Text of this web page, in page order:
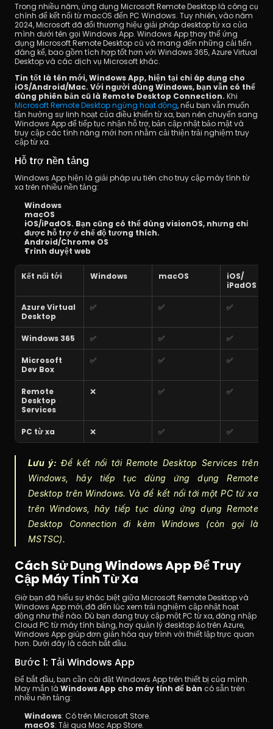
Trong nhiều năm, ứng dụng Microsoft Remote Desktop là công cụ
chính để kết nối từ macOS đến PC Windows. Tuy nhiên, vào năm
2024, Microsoft đã đổi thương hiệu giải pháp desktop từ xa của
mình dưới tên gọi Windows App. Windows App thay thế ứng
dụng Microsoft Remote Desktop cũ và mang đến những cải tiến
đáng kể, bao gồm tích hợp tốt hơn với Windows 365, Azure Virtual
Desktop và các dịch vụ Microsoft khác.
Tin tốt là tên mới, Windows App, hiện tại chỉ áp dụng cho
iOS/Android/Mac. Với người dùng Windows, bạn vẫn có thể
dùng phiên bản cũ là Remote Desktop Connection.
Microsoft Remote Desktop ngừng hoạt động, nếu bạn vẫn muốn
tận hưởng sự linh hoạt của điều khiển từ xa, bạn nên chuyển sang
Windows App để tiếp tục nhận hỗ trợ, bản cập nhật bảo mật và
truy cập các tính năng mới hơn nhằm cải thiện trải nghiệm truy
cập từ xa.
Hỗ trợ nền tảng
Windows App hiện là giải pháp ưu tiên cho truy cập máy tính từ
xa trên nhiều nền tảng:
Windows
macOS
iOS/iPadOS. Bạn cũng có thể dùng visionOS, nhưng chỉ
được hỗ trợ ở chế độ tương thích.
Android/Chrome OS
Trình duyệt web
Kết nối tới Windows macOS
iOS/
iPadOS
Azure Virtual
Desktop
✅ ✅ ✅
Windows 365 ✅ ✅ ✅
Microsoft
Dev Box
✅ ✅ ✅
Remote
Desktop
Services
❌ ✅ ✅
PC từ xa ❌ ✅ ✅
Lưu ý: Để kết nối tới Remote Desktop Services trên
Windows, hãy tiếp tục dùng ứng dụng Remote
Desktop trên Windows. Và để kết nối tới một PC từ xa
trên Windows, hãy tiếp tục dùng ứng dụng Remote
Desktop Connection đi kèm Windows (còn gọi là
MSTSC).
Cách Sử Dụng Windows App Để Truy
Cập Máy Tính Từ Xa
Giờ bạn đã hiểu sự khác biệt giữa Microsoft Remote Desktop và
Windows App mới, đã đến lúc xem trải nghiệm cập nhật hoạt
động như thế nào. Dù bạn đang truy cập một PC từ xa, đăng nhập
Cloud PC từ máy tính bảng, hay quản lý desktop ảo trên Azure,
Windows App giúp đơn giản hóa quy trình với thiết lập trực quan
hơn. Dưới đây là cách bắt đầu.
Bước 1: Tải Windows App
Để bắt đầu, bạn cần cài đặt Windows App trên thiết bị của mình.
May mắn là Windows App cho máy tính để bàn có sẵn trên
nhiều nền tảng:
Windows: Có trên Microsoft Store.
macOS: Tải qua Mac App Store.